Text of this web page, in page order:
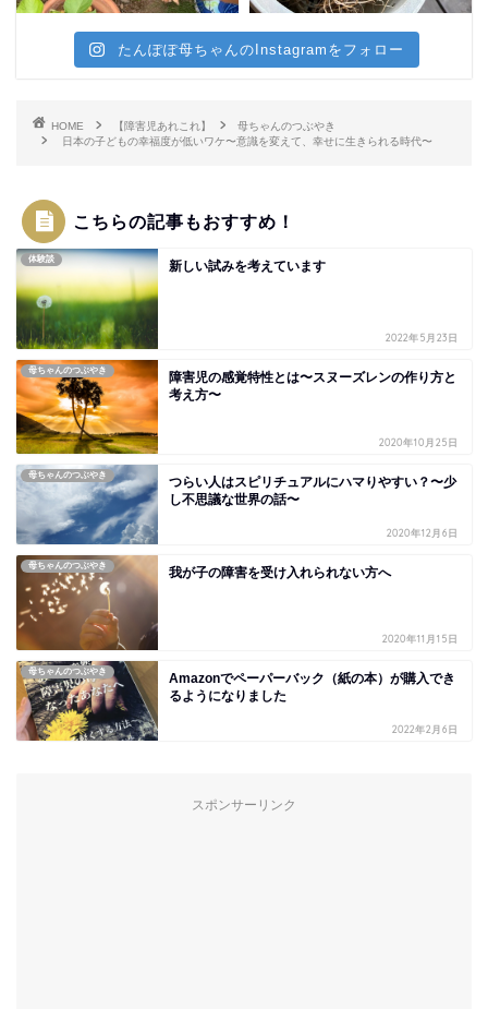
たんぽぽ母ちゃんのInstagramをフォロー
HOME 【障害児あれこれ】
母ちゃんのつぶやき
日本の子どもの幸福度が低いワケ〜意識を変えて、幸せに生きられる時代〜
こちらの記事もおすすめ！
体験談 新しい試みを考えています
2022年5月23日
母ちゃんのつぶやき
障害児の感覚特性とは〜スヌーズレンの作り方と
考え方〜
2020年10月25日
母ちゃんのつぶやき
つらい人はスピリチュアルにハマりやすい？〜少
し不思議な世界の話〜
2020年12月6日
母ちゃんのつぶやき 我が子の障害を受け入れられない方へ
2020年11月15日
母ちゃんのつぶやき
Amazonでペーパーバック（紙の本）が購入でき
るようになりました
2022年2月6日
スポンサーリンク